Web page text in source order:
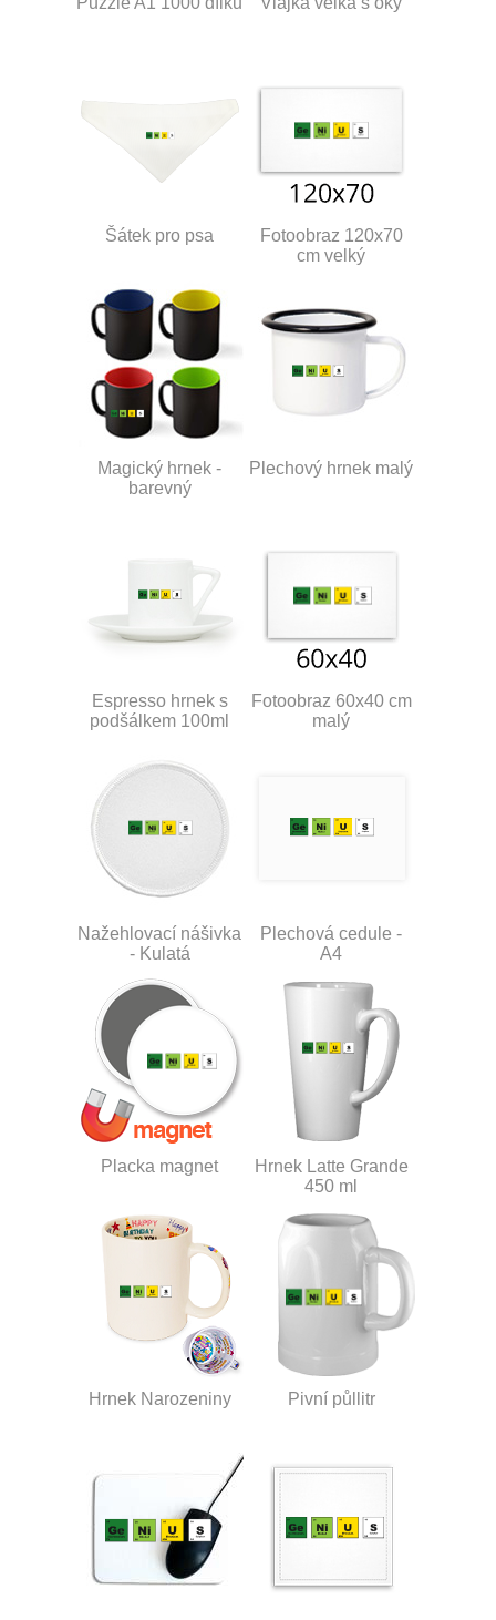
Šátek pro psa
Fotoobraz 120x70
cm velký
Magický hrnek -
barevný
Plechový hrnek malý
Espresso hrnek s
podšálkem 100ml
Fotoobraz 60x40 cm
malý
Nažehlovací nášivka
- Kulatá
Plechová cedule -
A4
Placka magnet
Hrnek Latte Grande
450 ml
Hrnek Narozeniny Pivní půllitr